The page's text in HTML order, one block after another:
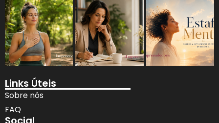
Links Úteis
Sobre nós
FAQ